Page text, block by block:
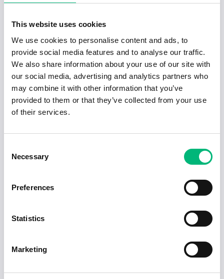
This website uses cookies
We use cookies to personalise content and ads, to
provide social media features and to analyse our traffic.
We also share information about your use of our site with
our social media, advertising and analytics partners who
may combine it with other information that you’ve
provided to them or that they’ve collected from your use
of their services.
Selection
Necessary
Preferences
Statistics
Marketing
Tjörn Heltid
2026-07-20
Verksamhetscontroller till myndighetens
...
FÖRSÄKRINGSKASSAN
Skellefteå 2026-08-09
Redo för nästa steg i karriären?
Rekommenderade jobb